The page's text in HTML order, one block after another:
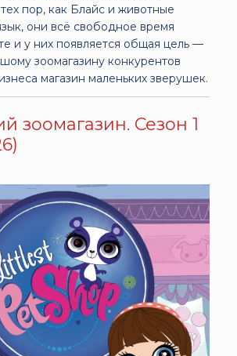
пор, как Блайс и животные
они всё свободное время
и у них появляется общая цель —
зоомагазину конкурентов
магазин маленьких зверушек.
зоомагазин. Сезон 1